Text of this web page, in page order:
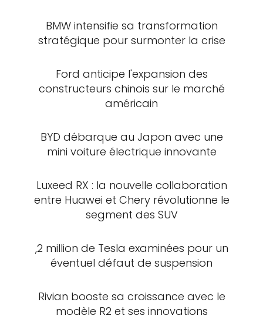
BMW intensifie sa transformation
stratégique pour surmonter la crise
Ford anticipe l'expansion des
constructeurs chinois sur le marché
américain
BYD débarque au Japon avec une
mini voiture électrique innovante
Luxeed RX : la nouvelle collaboration
entre Huawei et Chery révolutionne le
segment des SUV
,2 million de Tesla examinées pour un
éventuel défaut de suspension
Rivian booste sa croissance avec le
modèle R2 et ses innovations